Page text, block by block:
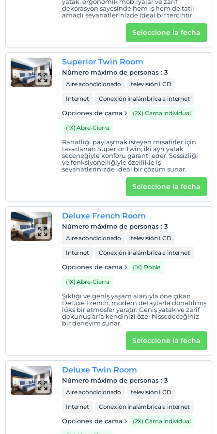
Mostrar en el
Políticas del hotel
Entrada
Después de 14:00
Mascotas permitidas
Áreas para fumar
habitaciones para no fumadores
Los bebés menores de 2 no pagan
1 niño(s) hasta la edad de 6 por habitación no se cobra
dekorasyon sayesinde hem iş hem de tatil
amaçlı seyahatlerinizde ideal bir tercihtir.
Seleccione la fecha
Superior Twin Room
Número máximo de personas : 3
Aire acondicionado
televisión LCD
Internet
Conexión inalámbrica a internet
Opciones de cama
(2X) Cama individual
(1X) Abre-Cierra
Rahatlığı paylaşmak isteyen misafirler için
tasarlanan Superior Twin, iki ayrı yatak
seçeneğiyle konforu garanti eder. Sessizliği
ve fonksiyonelliğiyle özellikle iş
seyahatlerinizde ideal bir çözüm sunar.
Seleccione la fecha
Deluxe French Room
Número máximo de personas : 3
Aire acondicionado
televisión LCD
Internet
Conexión inalámbrica a internet
Opciones de cama
(1X) Doble
(1X) Abre-Cierra
Şıklığı ve geniş yaşam alanıyla öne çıkan
Deluxe French, modern detaylarla donatılmış
lüks bir atmosfer yaratır. Geniş yatak ve zarif
dokunuşlarla kendinizi özel hissedeceğiniz
bir deneyim sunar.
Seleccione la fecha
Deluxe Twin Room
Número máximo de personas : 3
Aire acondicionado
televisión LCD
Internet
Conexión inalámbrica a internet
Opciones de cama
(2X) Cama individual